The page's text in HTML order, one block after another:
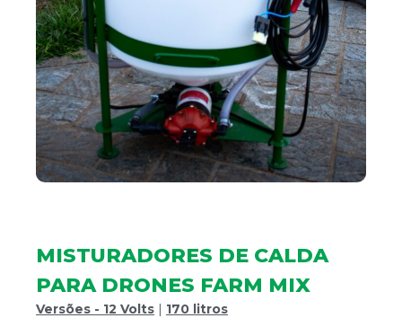
MISTURADORES DE CALDA
PARA DRONES FARM MIX
Versões - 12 Volts | 170 litros